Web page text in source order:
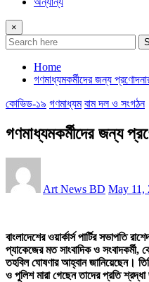
×
Home
গণমাধ্যমকর্মীদের জন্য
কোভিড-১৯ গণমাধ্যম বাম দল ও সংগঠন
গণমাধ্যমকর্মীদের জন্য
Art News BD May 11,
বাংলাদেশের ওয়ার্কার্স পার্টির সভাপতি
প্যাকেজের মত সাংবাদিক ও
তহবিল ঘোষণার আহ্বান জানিয়েছেন।
ও পুলিশ মারা গেছেন তাদের প্রতি শ্রদ্ধা